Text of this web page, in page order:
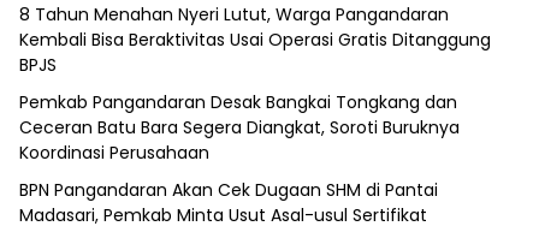
8 Tahun Menahan Nyeri Lutut, Warga Pangandaran
Kembali Bisa Beraktivitas Usai Operasi Gratis Ditanggung
BPJS
Pemkab Pangandaran Desak Bangkai Tongkang dan
Ceceran Batu Bara Segera Diangkat, Soroti Buruknya
Koordinasi Perusahaan
BPN Pangandaran Akan Cek Dugaan SHM di Pantai
Madasari, Pemkab Minta Usut Asal-usul Sertifikat